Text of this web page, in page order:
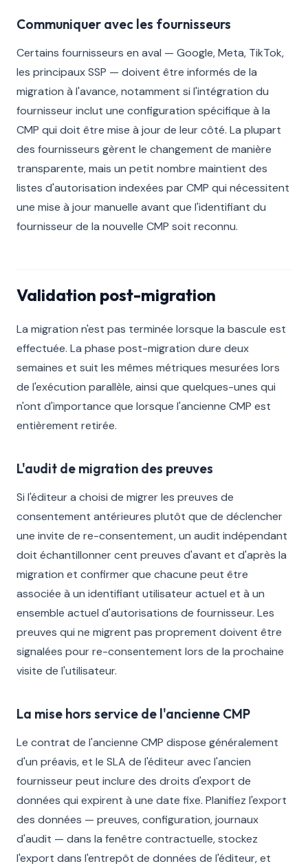
Communiquer avec les fournisseurs
Certains fournisseurs en aval — Google, Meta, TikTok,
les principaux SSP — doivent être informés de la
migration à l'avance, notamment si l'intégration du
fournisseur inclut une configuration spécifique à la
CMP qui doit être mise à jour de leur côté. La plupart
des fournisseurs gèrent le changement de manière
transparente, mais un petit nombre maintient des
listes d'autorisation indexées par CMP qui nécessitent
une mise à jour manuelle avant que l'identifiant du
fournisseur de la nouvelle CMP soit reconnu.
Validation post-migration
La migration n'est pas terminée lorsque la bascule est
effectuée. La phase post-migration dure deux
semaines et suit les mêmes métriques mesurées lors
de l'exécution parallèle, ainsi que quelques-unes qui
n'ont d'importance que lorsque l'ancienne CMP est
entièrement retirée.
L'audit de migration des preuves
Si l'éditeur a choisi de migrer les preuves de
consentement antérieures plutôt que de déclencher
une invite de re-consentement, un audit indépendant
doit échantillonner cent preuves d'avant et d'après la
migration et confirmer que chacune peut être
associée à un identifiant utilisateur actuel et à un
ensemble actuel d'autorisations de fournisseur. Les
preuves qui ne migrent pas proprement doivent être
signalées pour re-consentement lors de la prochaine
visite de l'utilisateur.
La mise hors service de l'ancienne CMP
Le contrat de l'ancienne CMP dispose généralement
d'un préavis, et le SLA de l'éditeur avec l'ancien
fournisseur peut inclure des droits d'export de
données qui expirent à une date fixe. Planifiez l'export
des données — preuves, configuration, journaux
d'audit — dans la fenêtre contractuelle, stockez
l'export dans l'entrepôt de données de l'éditeur, et